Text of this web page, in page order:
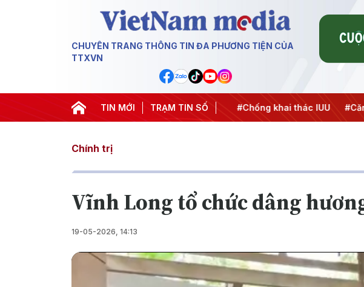
CHUYÊN TRANG THÔNG TIN ĐA PHƯƠNG TIỆN CỦA
TTXVN
TIN MỚI TRẠM TIN SỐ
thành hành động #Chiến dịch 500 ngày đêm #Chống khai thác IUU
Chính trị
Vĩnh Long tổ chức dâng
19-05-2026, 14:13